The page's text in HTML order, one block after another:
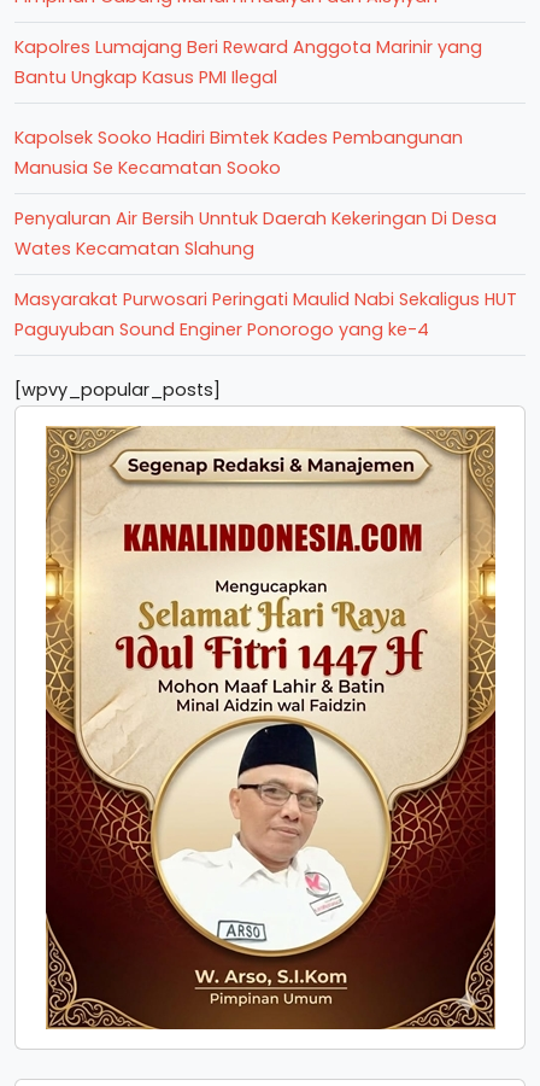
Kapolres Lumajang Beri Reward Anggota Marinir yang
Bantu Ungkap Kasus PMI Ilegal
Kapolsek Sooko Hadiri Bimtek Kades Pembangunan
Manusia Se Kecamatan Sooko
Penyaluran Air Bersih Unntuk Daerah Kekeringan Di Desa
Wates Kecamatan Slahung
Masyarakat Purwosari Peringati Maulid Nabi Sekaligus HUT
Paguyuban Sound Enginer Ponorogo yang ke-4
[wpvy_popular_posts]